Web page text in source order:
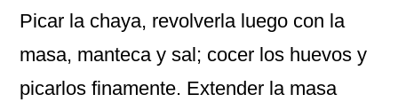
Picar la chaya, revolverla luego con la
masa, manteca y sal; cocer los huevos y
picarlos finamente. Extender la masa